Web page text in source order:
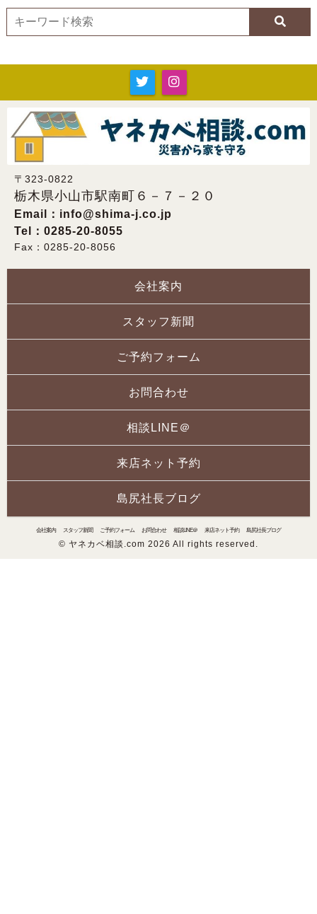
〒323-0822
栃木県小山市駅南町６－７－２０
Email： info@shima-j.co.jp
Tel：0285-20-8055
Fax：0285-20-8056
会社案内
スタッフ新聞
ご予約フォーム
お問合わせ
相談LINE＠
来店ネット予約
島尻社長ブログ
会社案内 スタッフ新聞 ご予約フォーム お問合わせ 相談LINE＠ 来店ネット予約 島尻社長ブログ
© ヤネカベ相談.com 2026 All rights reserved.